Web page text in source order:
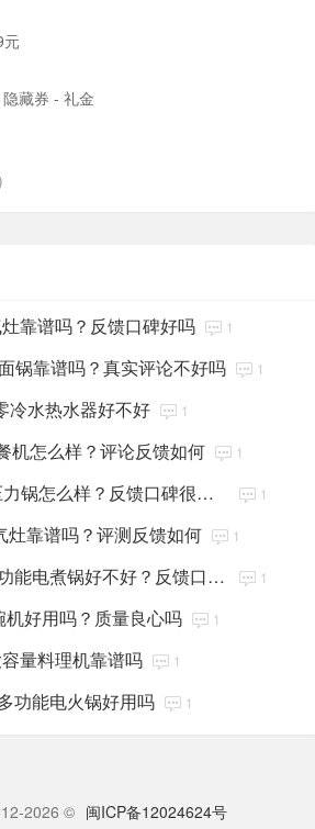
元
藏券 - 礼金
靠谱吗？反馈口碑好吗 1
锅靠谱吗？真实评论不好吗 1
冷水热水器好不好 1
机怎么样？评论反馈如何 1
九阳Y-50IHA3智能压力锅怎么样？反馈口碑很好吗 1
灶靠谱吗？评测反馈如何 1
苏泊尔H24YK611多功能电煮锅好不好？反馈口碑很好吗 1
好用吗？质量良心吗 1
量料理机靠谱吗 1
功能电火锅好用吗 1
2026 © 闽ICP备12024624号